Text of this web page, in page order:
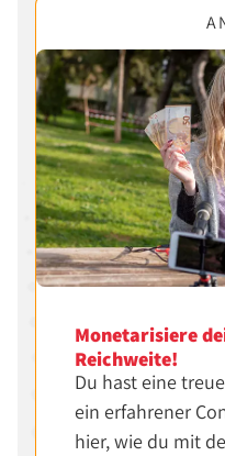
Monetarisiere
Reichweite!
Du hast eine
ein erfahrener
hier, wie du mit